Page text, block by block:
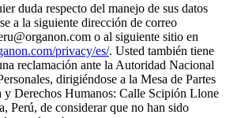
duda respecto del manejo de sus datos
a la siguiente dirección de correo
o al siguiente sitio en
privacy/es/. Usted también tiene
reclamación ante la Autoridad Nacional
dirigiéndose a la Mesa de Partes
y Derechos Humanos: Calle Scipión Llone
Perú, de considerar que no han sido